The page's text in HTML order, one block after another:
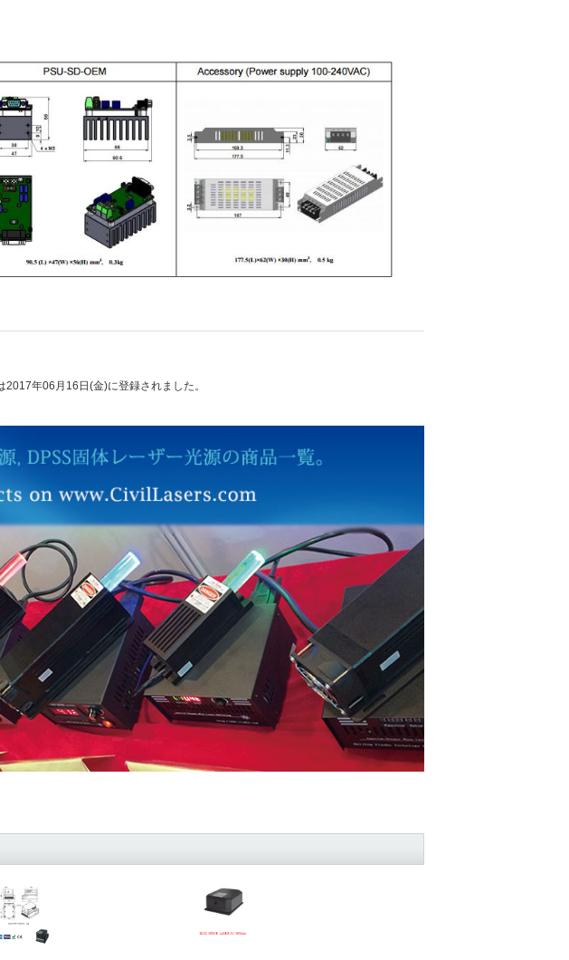
2017年06月16日(金)に登録されました。